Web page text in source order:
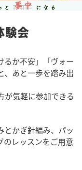
験会
るか不安」「ヴォー
、あと一歩を踏み出
が気軽に参加できる
とかぎ針編み、パッ
のレッスンをご用意